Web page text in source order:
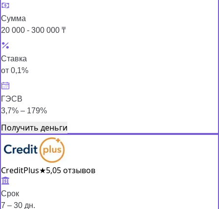
Сумма
20 000 - 300 000 ₸
Ставка
от 0,1%
ГЭСВ
3,7% – 179%
Получить деньги
CreditPlus★5,05 отзывов
Срок
7 – 30 дн.